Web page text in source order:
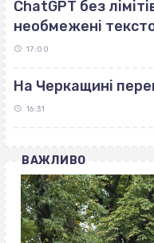
ChatGPT без
необмежені
17:00
На Черкащині
16:31
ВАЖЛИВО